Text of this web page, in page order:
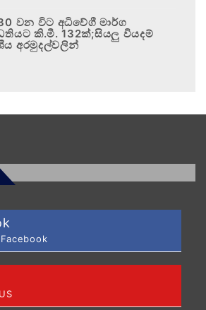
වන විට අධිවේගී මාර්ග
කි.මී. 132ක්;සියලු වියදම්
අරමුදල්වලින්